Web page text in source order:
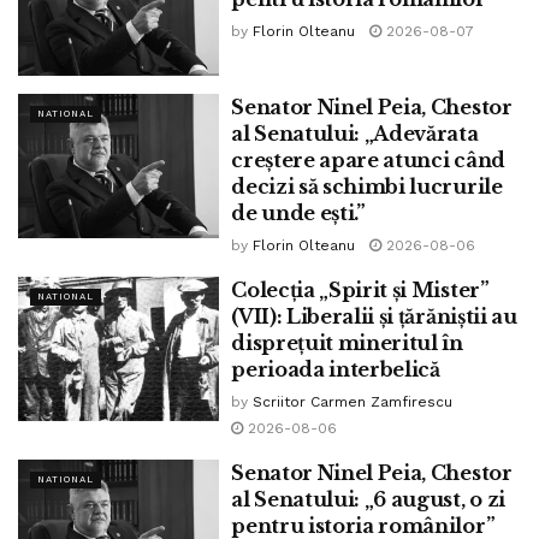
propriu – zis al termenului.
Istoric sumar al organizaţiei (Franc)Masoneriei de după
anul 1800
Comparativ cu alte instituţii «de efervescenţă spirituală»
ale secolului, (Franc)masoneria a fost considerată şi
continuă să fie….” mult mai deschisă,” din punct de vedere
social. «Admişii» legali, mediile asociative tradiţionale,
sunt ori infiltraţi prin diversele medii sociale ori propriu-zis
ei sunt cei care conduc destinele din organizaţii religioase,
culturale, corporative, comunitare, purtătoare ale valorilor
specifice unei societăţi ierarhizate şi structurateîn jurul a
două imagini centrale reprezentate de «figura» lui
by Florin Olteanu 2026-08-07
NATIONAL
Senator Ninel Peia, Chestor
al Senatului: „Adevărata
creștere apare atunci când
decizi să schimbi lucrurile
de unde ești.”
by Florin Olteanu 2026-08-06
NATIONAL
Colecția „Spirit și Mister”
(VII): Liberalii și țărăniștii au
disprețuit mineritul în
perioada interbelică
by Scriitor Carmen Zamfirescu
2026-08-06
NATIONAL
Senator Ninel Peia, Chestor
al Senatului: „6 august, o zi
pentru istoria românilor”